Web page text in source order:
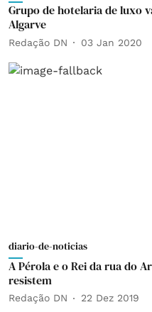
Grupo de hotelaria de luxo
Algarve
Redação DN 03 Jan 2020
diario-de-noticias
A Pérola e o Rei da rua do
resistem
Redação DN 22 Dez 2019